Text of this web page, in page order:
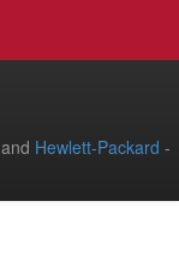
and Hewlett-Packard -